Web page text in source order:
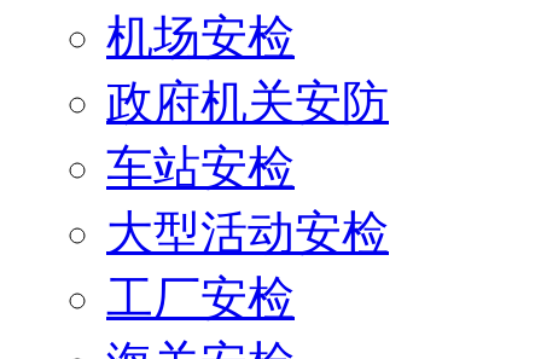
机场安检
政府机关安防
车站安检
大型活动安检
工厂安检